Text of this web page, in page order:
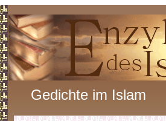
Gedichte im Islam